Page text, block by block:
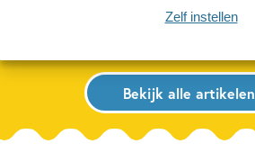
Zelf instellen
Bekijk alle artikelen